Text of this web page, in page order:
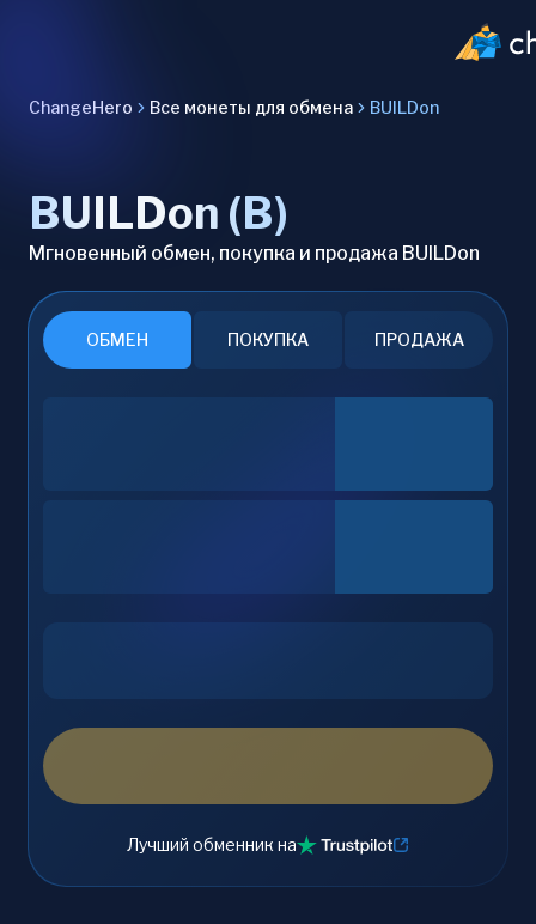
ChangeHero Все монеты для обмена BUILDon
BUILDon (B)
Мгновенный обмен, покупка и продажа BUILDon
ОБМЕН ПОКУПКА ПРОДАЖА
Лучший обменник на